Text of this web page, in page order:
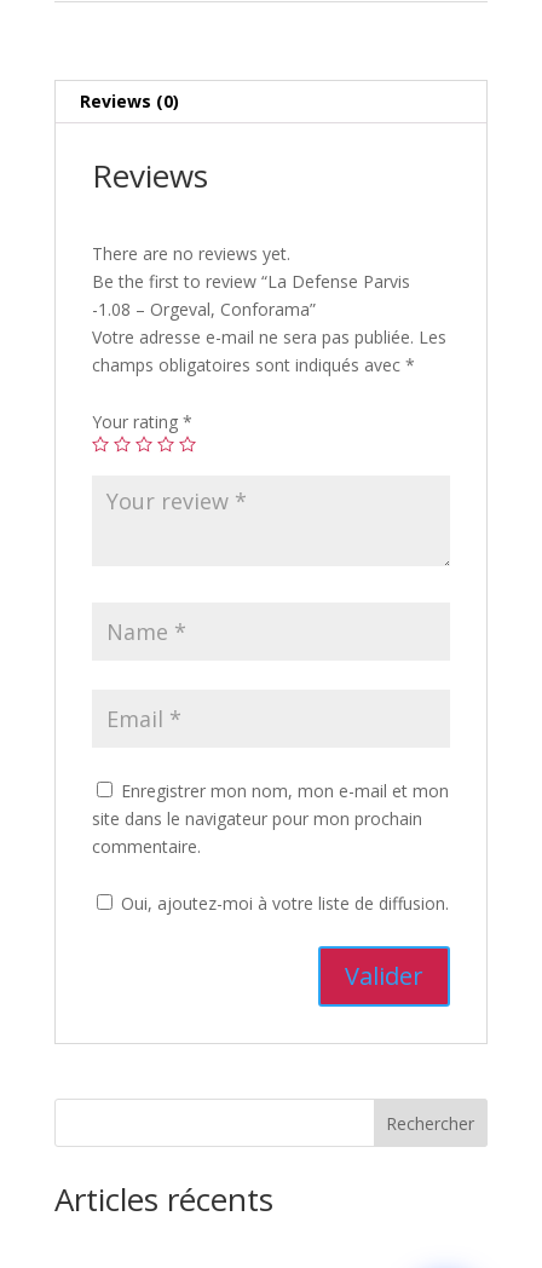
quantity
Reviews (0)
Reviews
There are no reviews yet.
Be the first to review “La Defense Parvis
-1.08 – Orgeval, Conforama”
Votre adresse e-mail ne sera pas publiée. Les
champs obligatoires sont indiqués avec *
Your rating *
Enregistrer mon nom, mon e-mail et mon
site dans le navigateur pour mon prochain
commentaire.
Oui, ajoutez-moi à votre liste de diffusion.
Rechercher
Articles récents